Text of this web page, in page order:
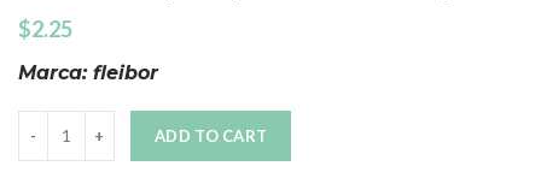
$2.25
Marca: fleibor
ADD TO CART